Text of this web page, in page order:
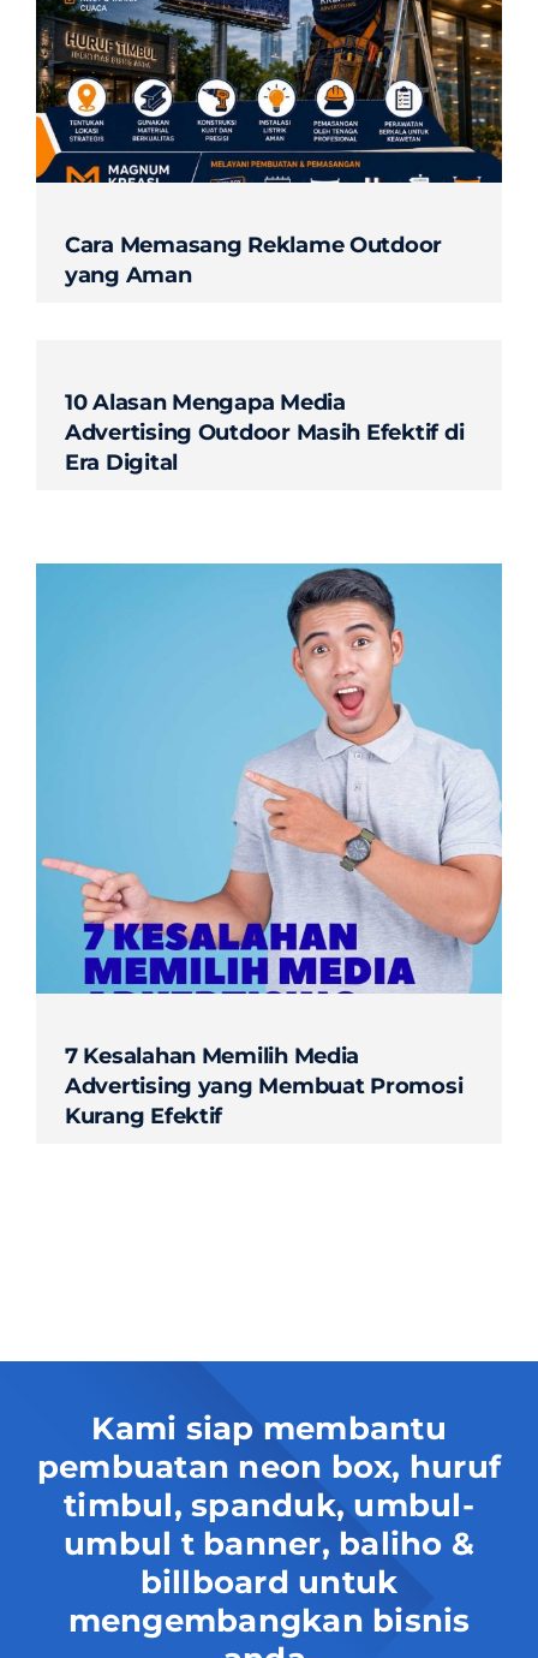
Contact
Cara Memasang Reklame Outdoor
yang Aman
10 Alasan Mengapa Media
Advertising Outdoor Masih Efektif di
Era Digital
7 Kesalahan Memilih Media
Advertising yang Membuat Promosi
Kurang Efektif
Kami siap membantu
pembuatan neon box, huruf
timbul, spanduk, umbul-
umbul t banner, baliho &
billboard untuk
mengembangkan bisnis